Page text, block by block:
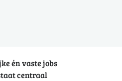
én vaste jobs
centraal